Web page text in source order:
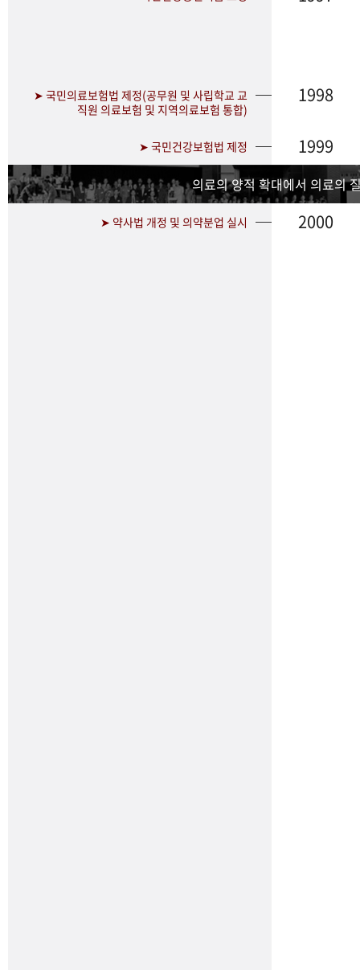
➤ 국민의료보험법 제정(공무원 및 사립학교 교
직원 의료보험 및 지역의료보험 통합)
1998
➤ 국민건강보험법 제정 1999
의료의 양적 확대에서 의료의
➤ 약사법 개정 및 의약분업 실시 2000